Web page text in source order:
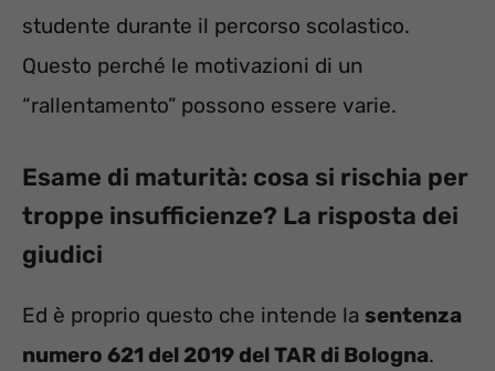
studente durante il percorso scolastico.
Questo perché le motivazioni di un
“rallentamento” possono essere varie.
Esame di maturità: cosa si rischia per
troppe insufficienze? La risposta dei
giudici
Ed è proprio questo che intende la sentenza
numero 621 del 2019 del TAR di Bologna.